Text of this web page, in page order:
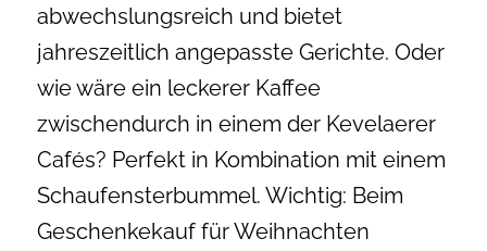
abwechslungsreich und bietet
jahreszeitlich angepasste Gerichte. Oder
wie wäre ein leckerer Kaffee
zwischendurch in einem der Kevelaerer
Cafés? Perfekt in Kombination mit einem
Schaufensterbummel. Wichtig: Beim
Geschenkekauf für Weihnachten